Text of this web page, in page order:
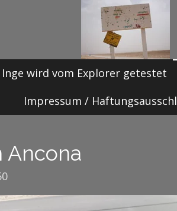
wird vom Explorer getestet
Impressum /
Ancona